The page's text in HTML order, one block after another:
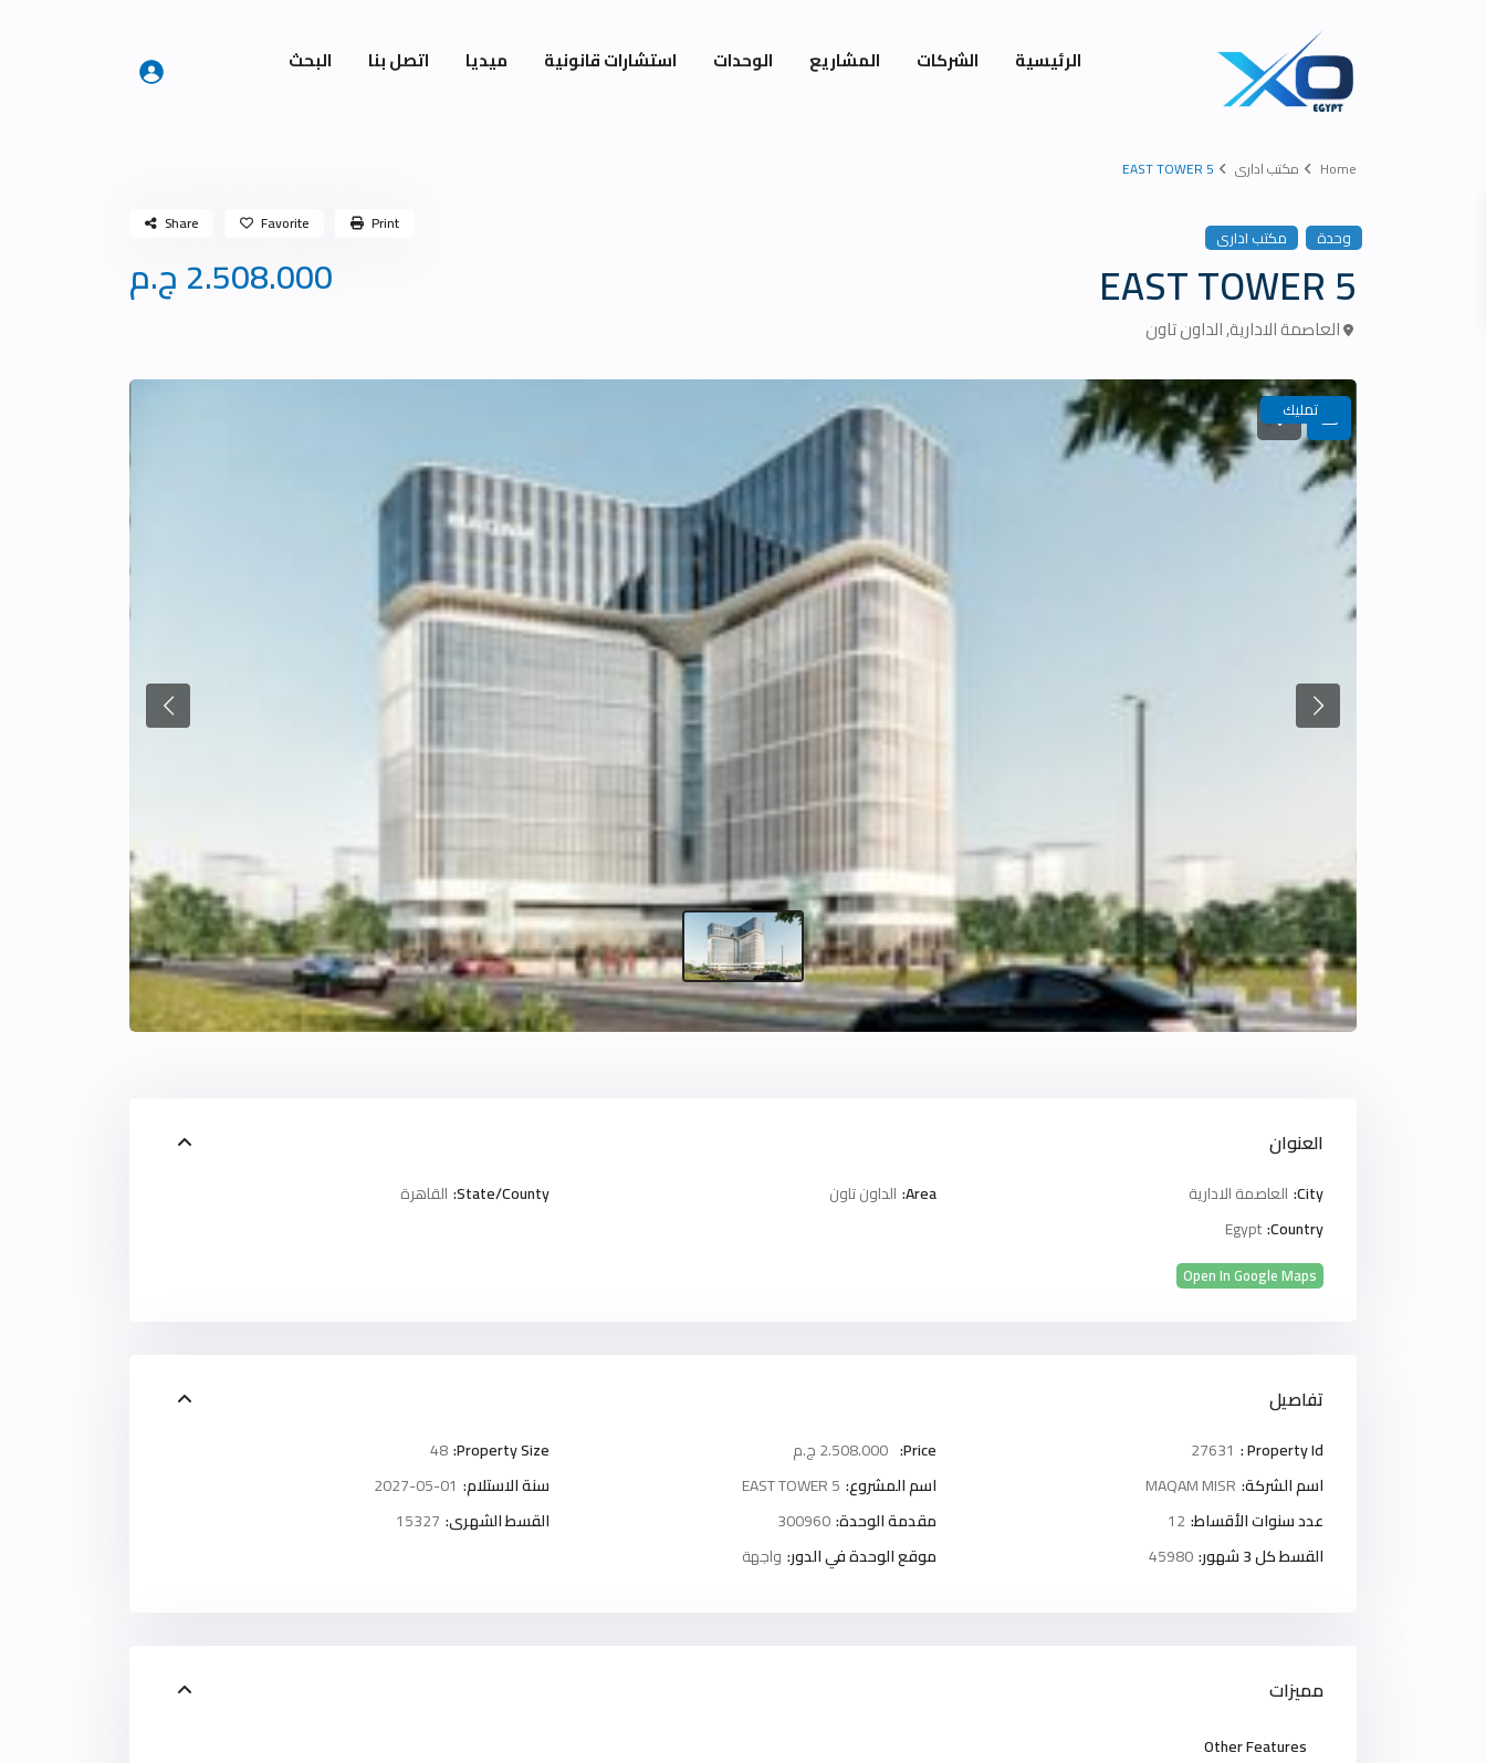
الرئيسية الشركات المشاريع الوحدات استشارات قانونية ميديا اتصل بنا البحث
Home مكتب ادارى 5 EAST TOWER
وحدة مكتب ادارى
5 EAST TOWER
العاصمة الادارية,الداون تاون
Share Favorite Print
تمليك
العنوان
City: العاصمة الادارية Area: الداون تاون State/County: القاهرة
Country:
Egypt
Open In Google Maps
تفاصيل
Property Id :
27631
Price:
Property Size:
48
اسم الشركة: MAQAM MISR اسم المشروع: 5 EAST TOWER سنة الاستلام: 2027-05-01
عدد سنوات الأقساط:12 مقدمة الوحدة:300960 القسط الشهرى: 15327
القسط كل 3 شهور:
45980 موقع الوحدة في الدور: واجهة
مميزات
Other Features